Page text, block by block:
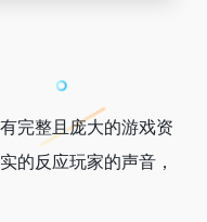
完整且庞大的游戏资
的反应玩家的声音，